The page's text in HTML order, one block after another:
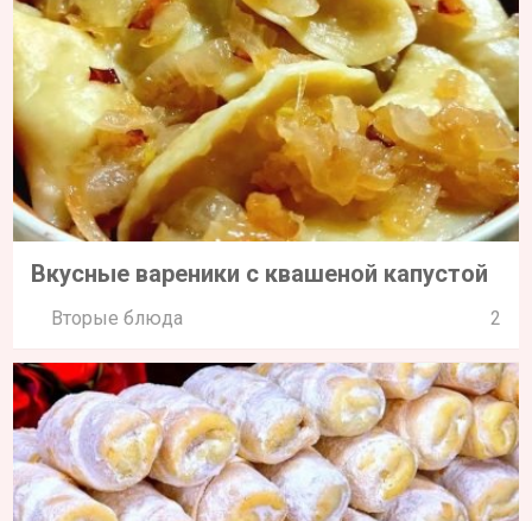
Вкусные вареники с квашеной капустой
Вторые блюда 2